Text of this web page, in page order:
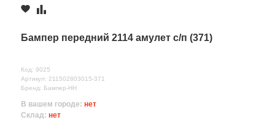
Бампер передний 2114 амулет с/п (371)
Код: 9025
Артикул: 211502803015-371
Бренд: Бампер-НН
В вашем городе: нет
Склад: нет